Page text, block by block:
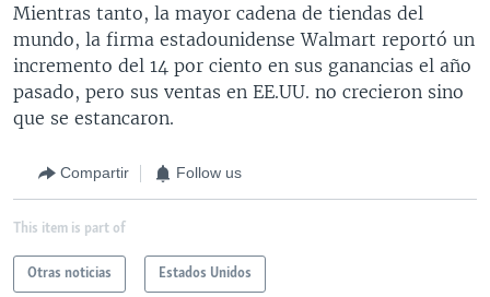
Mientras tanto, la mayor cadena de tiendas del
mundo, la firma estadounidense Walmart reportó un
incremento del 14 por ciento en sus ganancias el año
pasado, pero sus ventas en EE.UU. no crecieron sino
que se estancaron.
Compartir Follow us
This item is part of
Otras noticias Estados Unidos